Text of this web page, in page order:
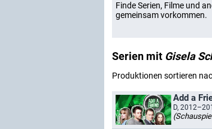
Finde Serien, Filme und
gemeinsam vorkommen.
Serien mit Gisela
Produktionen sortieren
Add a
D,